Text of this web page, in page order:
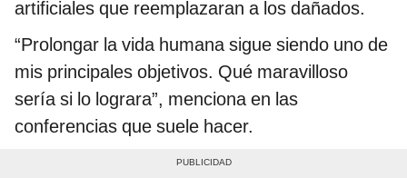
artificiales que reemplazaran a los dañados.
“Prolongar la vida humana sigue siendo uno de
mis principales objetivos. Qué maravilloso
sería si lo lograra”, menciona en las
conferencias que suele hacer.